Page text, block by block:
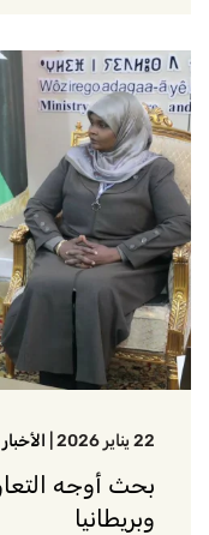
22 يناير 2026 الأخبار
بحث أوجه
وبريطانيا